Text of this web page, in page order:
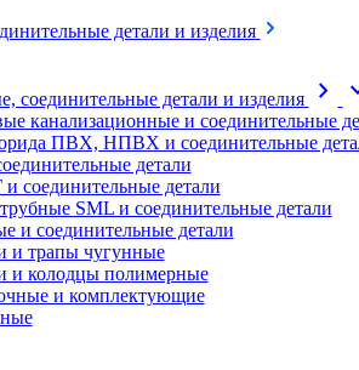
детали и изделия
соединительные детали и изделия
chevron_right
канализационные и соединительные
ПВХ, НПВХ и соединительные
детали
соединительные детали
SML и соединительные детали
и соединительные детали
и трапы чугунные
и колодцы полимерные
и комплектующие